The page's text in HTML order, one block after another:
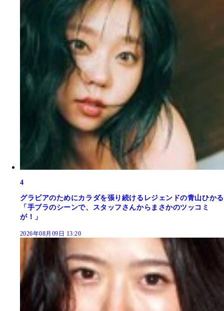
4
グラビアのためにカラダを張り続けるレジェンドの青山ひかる
「手ブラのシーンで、スタッフさんからまさかのツッコミ
が！」
2026年08月09日 13:20